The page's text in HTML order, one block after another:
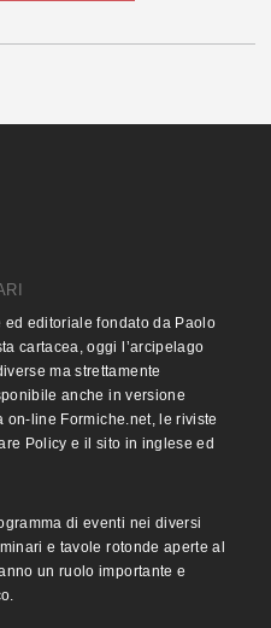
editoriale fondato da Paolo
cartacea, oggi l’arcipelago
ma strettamente
anche in versione
line Formiche.net, le riviste
Policy e il sito in inglese ed
di eventi nei diversi
e tavole rotonde aperte al
un ruolo importante e